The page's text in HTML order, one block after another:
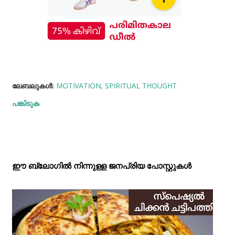
ലേബലുകള്‍: MOTIVATION SPIRITUAL THOUGHT
പങ്കിടുക
ഈ ബ്ലോഗിൽ നിന്നുള്ള ജനപ്രിയ പോസ്റ്റുകള്‍‌